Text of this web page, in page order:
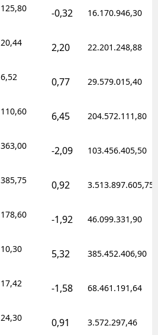
125,80 -0,32 16.170.946,30
20,44 2,20 22.201.248,88
6,52 0,77 29.579.015,40
110,60 6,45 204.572.111,80
363,00 -2,09 103.456.405,50
385,75 0,92 3.513.897.605,75
178,60 -1,92 46.099.331,90
10,30 5,32 385.452.406,90
17,42 -1,58 68.461.191,64
24,30 0,91 3.572.297,46